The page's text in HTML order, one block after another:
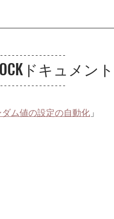
ドキュメン
ダム値の設定の自動化 」